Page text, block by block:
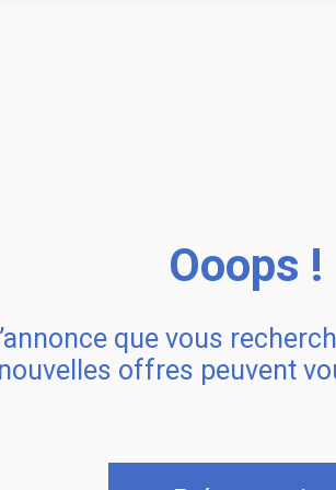
Ooops !
que vous
nouvelles offres peuvent